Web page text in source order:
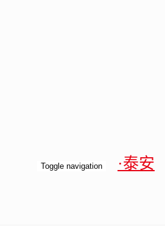
Toggle navigation ·泰安